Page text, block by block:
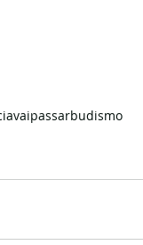
vaipassarbudismo